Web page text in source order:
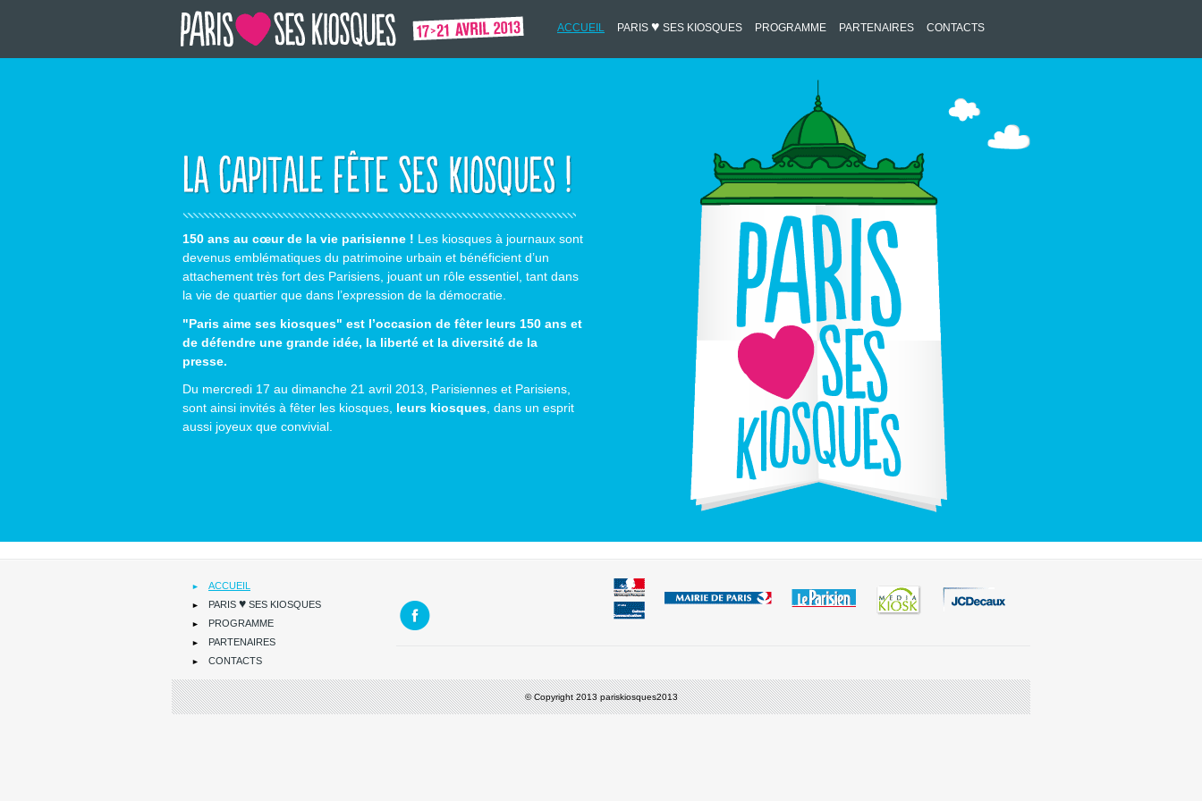
ACCUEIL PARIS ♥ SES KIOSQUES PROGRAMME PARTENAIRES CONTACTS
150 ans au cœur de la vie parisienne ! Les kiosques à journaux sont
devenus emblématiques du patrimoine urbain et bénéficient d’un
attachement très fort des Parisiens, jouant un rôle essentiel, tant dans
la vie de quartier que dans l’expression de la démocratie.
"Paris aime ses kiosques" est l’occasion de fêter leurs 150 ans et
de défendre une grande idée, la liberté et la diversité de la
presse.
Du mercredi 17 au dimanche 21 avril 2013, Parisiennes et Parisiens,
sont ainsi invités à fêter les kiosques, leurs kiosques, dans un esprit
aussi joyeux que convivial.
ACCUEIL
PARIS ♥ SES KIOSQUES
PROGRAMME
PARTENAIRES
CONTACTS
© Copyright 2013 pariskiosques2013